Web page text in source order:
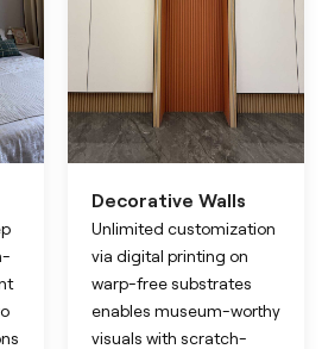
Decorative Walls
Unlimited customization
via digital printing on
warp-free substrates
enables museum-worthy
visuals with scratch-